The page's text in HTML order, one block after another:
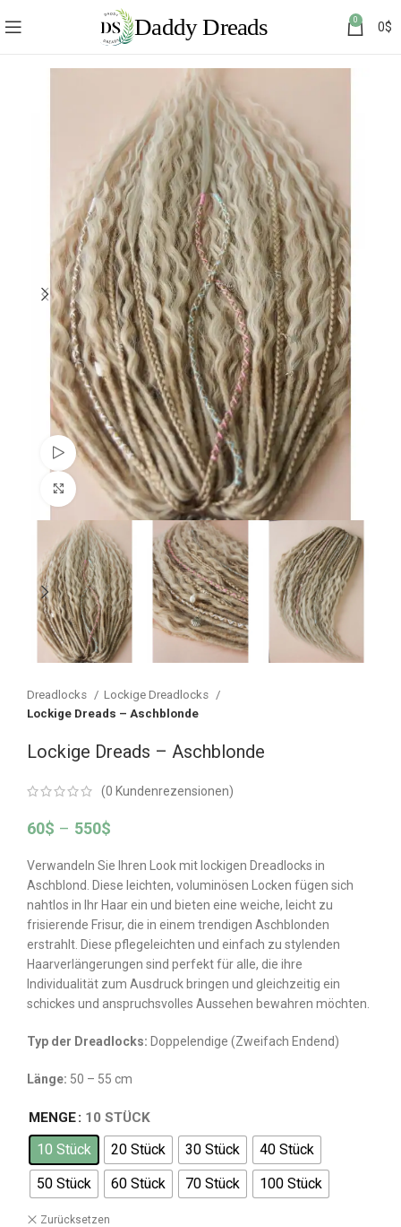
0 0$
Watch video
Vergrößern
Dreadlocks
Lockige Dreadlocks
Lockige Dreads – Aschblonde
Lockige Dreads – Aschblonde
(0 Kundenrezensionen)
60$ – 550$
Verwandeln Sie Ihren Look mit lockigen Dreadlocks in
Aschblond. Diese leichten, voluminösen Locken fügen sich
nahtlos in Ihr Haar ein und bieten eine weiche, leicht zu
frisierende Frisur, die in einem trendigen Aschblonden
erstrahlt. Diese pflegeleichten und einfach zu stylenden
Haarverlängerungen sind perfekt für alle, die ihre
Individualität zum Ausdruck bringen und gleichzeitig ein
schickes und anspruchsvolles Aussehen bewahren möchten.
Typ der Dreadlocks: Doppelendige (Zweifach Endend)
Länge: 50 – 55 cm
MENGE 10 STÜCK
10 Stück 20 Stück 30 Stück
40 Stück
50 Stück
60 Stück 70 Stück 100 Stück
Zurücksetzen